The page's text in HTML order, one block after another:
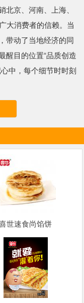
京、河南、上海、
大消费者的信赖。当
带动了当地经济的同
醒目的位置“品质创造
中，每个细节时时刻
世速食尚馅饼